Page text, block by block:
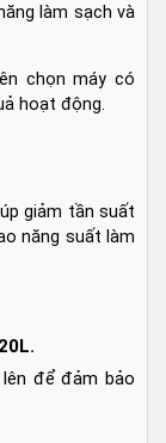
làm sạch và
chọn máy có
hoạt động.
giảm tần suất
năng suất làm
để đảm bảo